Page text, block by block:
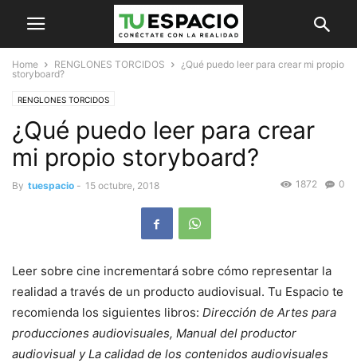
Home RENGLONES TORCIDOS
¿Qué puedo leer para crear mi propio
storyboard?
RENGLONES TORCIDOS
¿Qué puedo leer para crear
mi propio storyboard?
By tuespacio - 15 octubre, 2018 0
1872
Leer sobre cine incrementará sobre cómo representar la
realidad a través de un producto audiovisual. Tu Espacio te
recomienda los siguientes libros: Dirección de Artes para
producciones audiovisuales, Manual del productor
audiovisual y La calidad de los contenidos audiovisuales